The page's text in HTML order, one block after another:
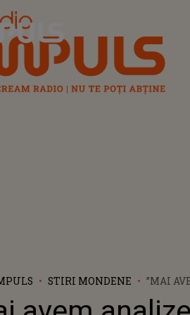
STIRI MONDENE
”MAI